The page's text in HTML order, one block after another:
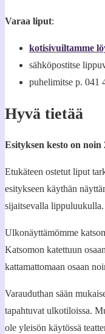
Varaa liput:
kotisivuiltamme
sähköpostitse
puhelimitse p. 041
Hyvä tietää
Esityksen kesto on
Etukäteen ostetut liput
esitykseen käythän
sijaitsevalla lippuluukulla.
Ulkonäyttämömme
Katsomon katettuun
kattamattomaan osaan
Varauduthan sään
tapahtuvat ulkotiloissa.
ole yleisön käytössä